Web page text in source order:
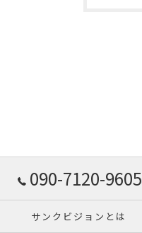
090-7120-9605
サンクビジョンとは